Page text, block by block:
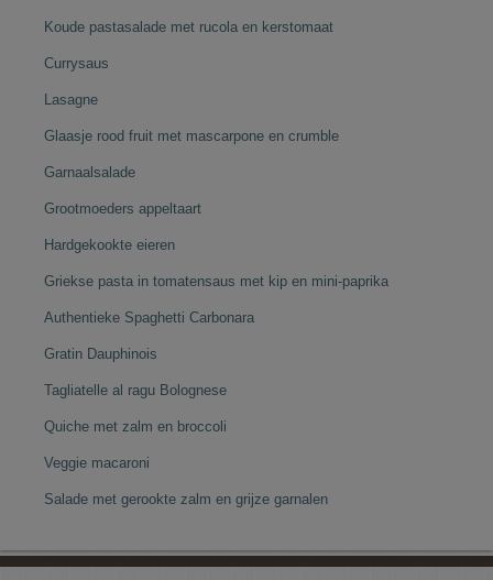
Koude pastasalade met rucola en kerstomaat
Currysaus
Lasagne
Glaasje rood fruit met mascarpone en crumble
Garnaalsalade
Grootmoeders appeltaart
Hardgekookte eieren
Griekse pasta in tomatensaus met kip en mini-paprika
Authentieke Spaghetti Carbonara
Gratin Dauphinois
Tagliatelle al ragu Bolognese
Quiche met zalm en broccoli
Veggie macaroni
Salade met gerookte zalm en grijze garnalen